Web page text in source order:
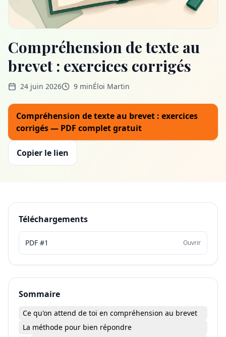
Compréhension de texte au
brevet : exercices corrigés
24 juin 2026 9 minÉloi Martin
Compréhension de texte au brevet : exercices
corrigés — PDF complet gratuit
Copier le lien
Téléchargements
PDF #1 Ouvrir
Sommaire
Ce qu'on attend de toi en compréhension au brevet
La méthode pour bien répondre